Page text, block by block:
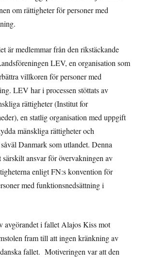
om rättigheter för personer med
är medlemmar från den rikstäckande
LEV, en organisation som
villkoren för personer med
LEV har i processen stöttats av
rättigheter (Institut for
en statlig organisation med uppgift
mänskliga rättigheter och
Danmark som utlandet. Denna
ansvar för övervakningen av
enligt FN:s konvention för
med funktionsnedsättning i
avgörandet i fallet Alajos Kiss mot
fram till att ingen kränkning av
fallet. Motiveringen var att den